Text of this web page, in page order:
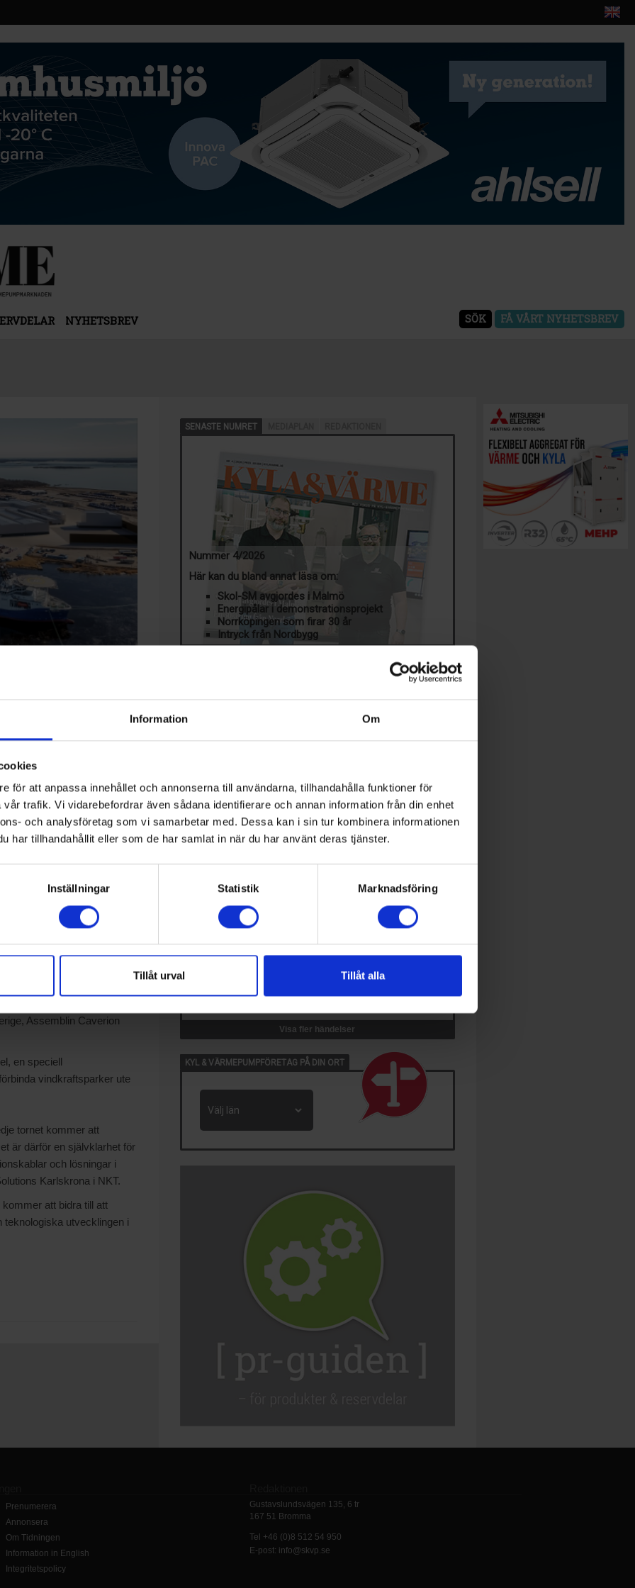
Information Om
för att anpassa innehållet och annonserna till användarna, tillhandahålla funktioner för
trafik. Vi vidarebefordrar även sådana identifierare och annan information från din enhet
och analysföretag som vi samarbetar med. Dessa kan i sin tur kombinera informationen
har tillhandahållit eller som de har samlat in när du har använt deras tjänster.
Inställningar Statistik Marknadsföring
Tillåt urval Tillåt alla
NYHETSBREV SÖK FÅ VÅRT NYHETSBREV
för
med Skanska och
i Karlskrona.
samtliga svenska
med det andra tornet
påbörjades under maj
markytan och en höjd
Skanskas/Assemblins
detta och anläggningen ska
av NKT´s kabeltorn. Alla
vid uppförandet av det
till att vi nu har fått ett
tar ansvar för samtliga
behov och ett högt
Assemblin Caverion
en speciell
vindkraftsparker ute
tornet kommer att
är därför en självklarhet för
och lösningar i
Karlskrona i NKT.
att bidra till att
teknologiska utvecklingen i
SENASTE NUMRET
Nummer 4/2026
Här kan du bland annat läsa om:
Skol-SM avgjordes i Malmö
Energipålar i demonstrationsprojekt
Norrköpingen som firar 30 år
Intryck från Nordbygg
Klicka här för att läsa mer om tidningen och prenumeration
samhällsutveckling
KALENDER
23 Aug, 2026
17th IIR-Gustav Lorentzen Conference
Hamilton, Nya Zeeland
17 Sep, 2026
Markaryd, Sverige
13 Okt, 2026
Nürnberg, Tyskland
Visa fler händelser
KYL & VÄRMEPUMPFÖRETAG PÅ DIN ORT
Prenumerera
Annonsera
Om Tidningen
Information in English
Integritetspolicy
Gustavslundsvägen 135, 6 tr
167 51 Bromma
Tel +46 (0)8 512 54 950
E-post: info@skvp.se